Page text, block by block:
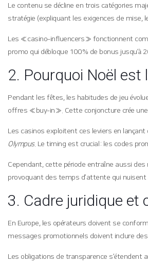
Le contenu se décline en trois catégories
stratégie (expliquant les exigences de mise,
Les « casino‑influencers » fonctionnent
promo qui débloque 100 % de bonus jusqu’à
2. Pourquoi Noël
Pendant les fêtes, les habitudes de jeu
offres « buy‑in ». Cette conjoncture crée
Les casinos exploitent ces leviers en
Olympus. Le timing est crucial : les codes
Cependant, cette période entraîne aussi
provoquant des temps d’attente qui nuisent
3. Cadre juridique et
En Europe, les opérateurs doivent se
messages promotionnels doivent inclure
Les obligations de transparence s’étendent